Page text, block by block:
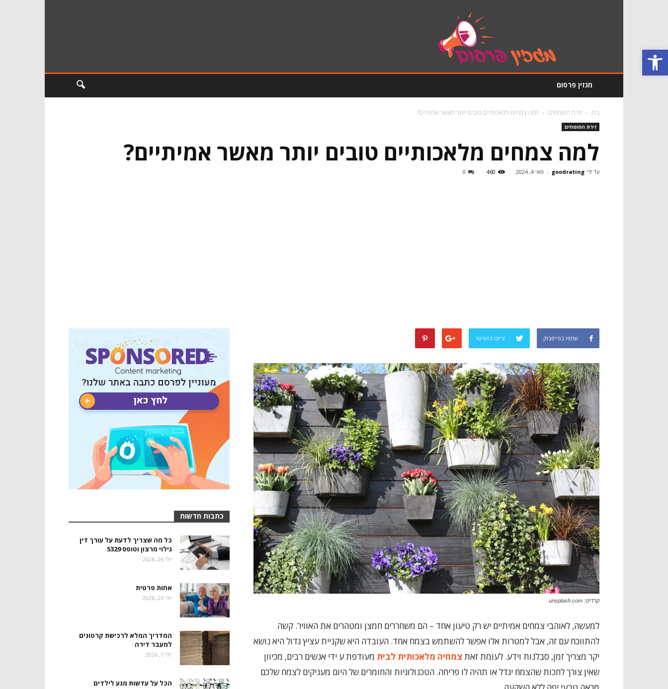
פתח סרגל נגישות
מגזין פרסום
בית זירת המומחים למה צמחים מלאכותיים טובים יותר מאשר אמיתיים?
זירת המומחים
למה צמחים מלאכותיים טובים יותר מאשר אמיתיים?
על ידי goodrating
- מאי 4, 2024 460
0
שתפו בפייסבוק צייצו בטוויטר
קרדיט: unsplash.com
למעשה, לאוהבי צמחים אמיתיים יש רק טיעון אחד – הם משחררים חמצן ומטהרים את האוויר. קשה
להתווכח עם זה, אבל למטרות אלו אפשר להשתמש בצמח אחד. העובדה היא שקניית עציץ גדול היא נושא
יקר מצריך זמן, סבלנות וידע. לעומת זאת צמחיה מלאכותית לבית מעודפת ע ידי אנשים רבים, מכיוון
שאין צורך לחכות שהצמח יגדל או תהיה לו פריחה. הטכנולוגיות והחומרים של היום מעניקים לצמח שלכם
כתבות חדשות
כל מה שצריך לדעת על עורך דין
גילוי מרצון וטופס 5329
יולי 26, 2026
אחות פרטית
יולי 23, 2026
המדריך המלא לרכישת קרטונים
למעבר דירה
יולי 1, 2026
הכל על עדשות מגע לילדים